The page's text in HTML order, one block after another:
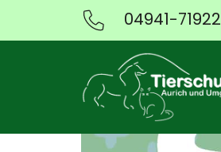
04941-71922